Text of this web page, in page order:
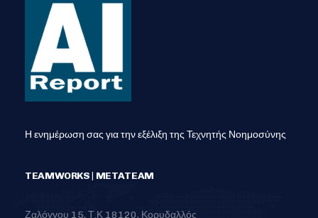
Η ενημέρωση σας για την εξέλιξη της Τεχνητής Νοημοσύνης
TEAMWORKS | METATEAM
Ζαλόγγου 15, Τ.Κ 18120, Κορυδαλλός